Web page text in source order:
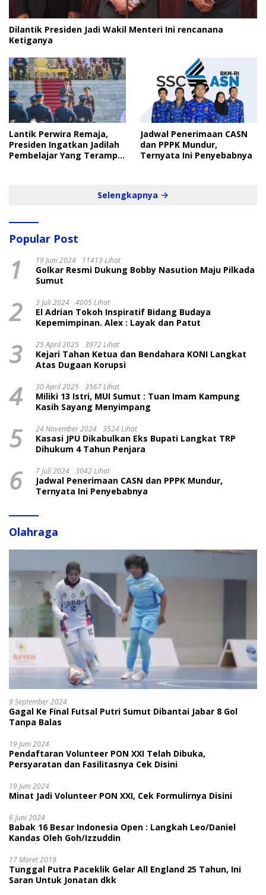
Dilantik Presiden Jadi Wakil Menteri Ini rencanana
Ketiganya
Lantik Perwira Remaja,
Presiden Ingatkan Jadilah
Pembelajar Yang Terampil
Jadwal Penerimaan CASN
dan PPPK Mundur,
Ternyata Ini Penyebabnya
Selengkapnya
Popular Post
1 19 Juni 2024 11413 Lihat
Golkar Resmi Dukung Bobby Nasution Maju Pilkada
Sumut
2 3 Juli 2024 4005 Lihat
El Adrian Tokoh Inspiratif Bidang Budaya
Kepemimpinan. Alex : Layak dan Patut
3 25 April 2025 3972 Lihat
Kejari Tahan Ketua dan Bendahara KONI Langkat
Atas Dugaan Korupsi
4 30 April 2025 3567 Lihat
Miliki 13 Istri, MUI Sumut : Tuan Imam Kampung
Kasih Sayang Menyimpang
5 24 November 2024 3524 Lihat
Kasasi JPU Dikabulkan Eks Bupati Langkat TRP
Dihukum 4 Tahun Penjara
6 7 Juli 2024 3042 Lihat
Jadwal Penerimaan CASN dan PPPK Mundur,
Ternyata Ini Penyebabnya
Olahraga
9 September 2024
Gagal Ke Final Futsal Putri Sumut Dibantai Jabar 8 Gol
Tanpa Balas
19 Juni 2024
Pendaftaran Volunteer PON XXI Telah Dibuka,
Persyaratan dan Fasilitasnya Cek Disini
19 Juni 2024
Minat Jadi Volunteer PON XXI, Cek Formulirnya Disini
6 Juni 2024
Babak 16 Besar Indonesia Open : Langkah Leo/Daniel
Kandas Oleh Goh/Izzuddin
17 Maret 2019
Tunggal Putra Paceklik Gelar All England 25 Tahun, Ini
Saran Untuk Jonatan dkk